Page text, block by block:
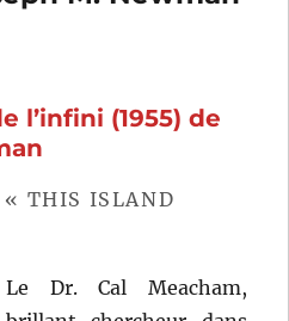
l’infini (1955) de
THIS ISLAND
Le Dr. Cal Meacham,